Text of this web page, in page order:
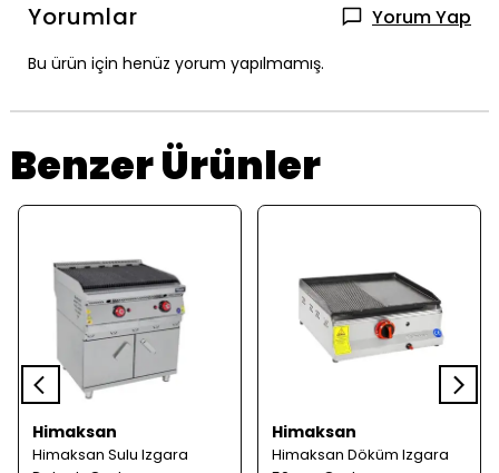
Yorumlar Yorum Yap
Bu ürün için henüz yorum yapılmamış.
Benzer Ürünler
Himaksan
Himaksan Sulu Izgara
Himaksan
Himaksan Döküm Izgara